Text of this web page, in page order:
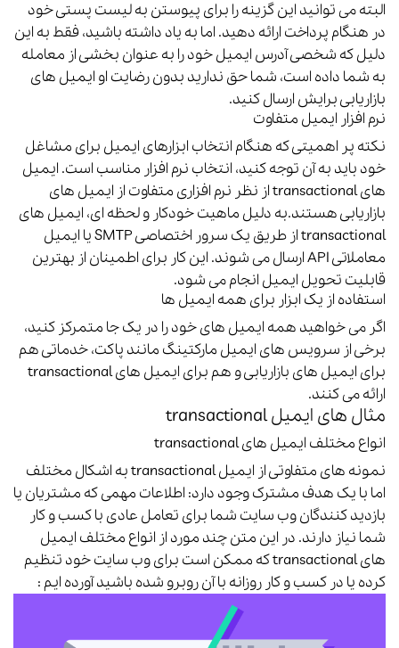
البته می توانید این گزینه را برای پیوستن به لیست پستی خود
در هنگام پرداخت ارائه دهید. اما به یاد داشته باشید، فقط به این
دلیل که شخصی آدرس ایمیل خود را به عنوان بخشی از معامله
به شما داده است، شما حق ندارید بدون رضایت او ایمیل های
بازاریابی برایش ارسال کنید.
نرم افزار ایمیل متفاوت
نکته پر اهمیتی که هنگام انتخاب ابزارهای ایمیل برای مشاغل
خود باید به آن توجه کنید، انتخاب نرم افزار مناسب است. ایمیل
های transactional از نظر نرم افزاری متفاوت از ایمیل های
بازاریابی هستند.به دلیل ماهیت خودکار و لحظه ای، ایمیل های
transactional از طریق یک سرور اختصاصی SMTP یا ایمیل
معاملاتی API ارسال می شوند. این کار برای اطمینان از بهترین
قابلیت تحویل ایمیل انجام می شود.
استفاده از یک ابزار برای همه ایمیل ها
اگر می خواهید همه ایمیل های خود را در یک جا متمرکز کنید،
برخی از سرویس های ایمیل مارکتینگ مانند پاکت، خدماتی هم
برای ایمیل های بازاریابی و هم برای ایمیل های transactional
ارائه می کنند.
مثال های ایمیل transactional
انواع مختلف ایمیل های transactional
نمونه های متفاوتی از ایمیل transactional به اشکال مختلف
اما با یک هدف مشترک وجود دارد: اطلاعات مهمی که مشتریان یا
بازدید کنندگان وب سایت شما برای تعامل عادی با کسب و کار
شما نیاز دارند. در این متن چند مورد از انواع مختلف ایمیل
های transactional که ممکن است برای وب سایت خود تنظیم
کرده یا در کسب و کار روزانه با آن روبرو شده باشید آورده ایم :